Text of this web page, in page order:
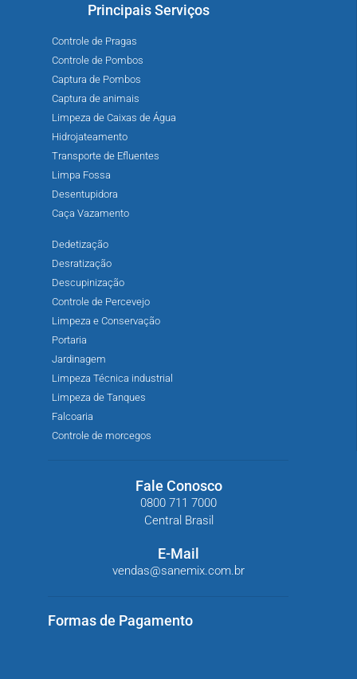
Principais Serviços
Controle de Pragas
Controle de Pombos
Captura de Pombos
Captura de animais
Limpeza de Caixas de Água
Hidrojateamento
Transporte de Efluentes
Limpa Fossa
Desentupidora
Caça Vazamento
Dedetização
Desratização
Descupinização
Controle de Percevejo
Limpeza e Conservação
Portaria
Jardinagem
Limpeza Técnica industrial
Limpeza de Tanques
Falcoaria
Controle de morcegos
Fale Conosco
0800 711 7000
Central Brasil
E-Mail
vendas@sanemix.com.br
Formas de Pagamento